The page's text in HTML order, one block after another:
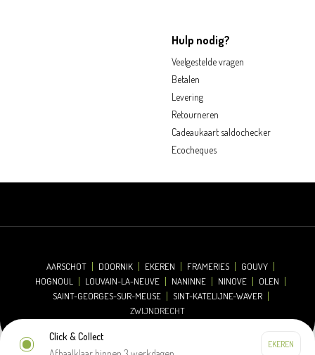
Click & Collect
Hulp nodig?
Veelgestelde vragen
Betalen
Levering
Retourneren
Cadeaukaart saldochecker
Ecocheques
AARSCHOT DOORNIK EKEREN FRAMERIES
GOUVY
HOGNOUL
LOUVAIN-LA-NEUVE NANINNE NINOVE
OLEN
SAINT-GEORGES-SUR-MEUSE
SINT-KATELIJNE-WAVER
ZWIJNDRECHT